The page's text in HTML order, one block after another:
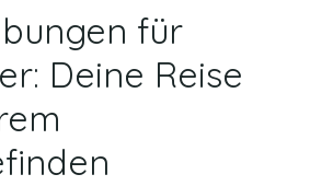
für
Deine Reise